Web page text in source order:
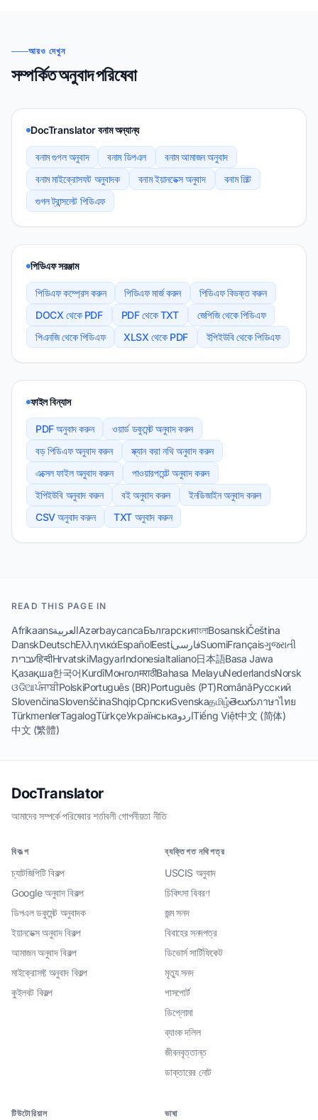
আরও দেখুন
সম্পর্কিত অনুবাদ পরিষেবা
DocTranslator বনাম অন্যান্য
বনাম গুগল অনুবাদ বনাম ডিপএল
বনাম আমাজন অনুবাদ
বনাম মাইক্রোসফট অনুবাদক
বনাম ইয়ানডেক্স অনুবাদ
বনাম লিল্ট
গুগল ট্রান্সলেট পিডিএফ
পিডিএফ সরঞ্জাম
পিডিএফ কম্প্রেস করুন পিডিএফ মার্জ করুন
পিডিএফ বিভক্ত করুন
DOCX থেকে PDF
PDF থেকে TXT
জেপিজি থেকে পিডিএফ
পিএনজি থেকে পিডিএফ
XLSX থেকে PDF ইপিইউবি থেকে পিডিএফ
ফাইল বিন্যাস
PDF অনুবাদ করুন
ওয়ার্ড ডকুমেন্ট অনুবাদ করুন
বড় পিডিএফ অনুবাদ করুন
স্ক্যান করা নথি অনুবাদ করুন
এক্সেল ফাইল অনুবাদ করুন
পাওয়ারপয়েন্ট অনুবাদ করুন
ইপিইউবি অনুবাদ করুন
বই অনুবাদ করুন
ইনডিজাইন অনুবাদ করুন
CSV অনুবাদ করুন
TXT অনুবাদ করুন
READ THIS PAGE IN
AfrikaansالعربيةAzərbaycancaБългарскиবাংলাBosanskiČeština
DanskDeutschΕλληνικάEspañolEestiفارسیSuomiFrançaisગુજરાતી
עבריתहिन्दीHrvatskiMagyarIndonesiaItaliano日本語Basa Jawa
Қазақша한국어KurdîМонголमराठीBahasa MelayuNederlandsNorsk
ଓଡିଆਪੰਜਾਬੀPolskiPortuguês (BR)Português (PT)RomânăРусский
SlovenčinaSlovenščinaShqipСрпскиSvenskaதமிழ்తెలుగుภาษาไทย
TürkmenlerTagalogTürkçeУкраїнськаاردوTiếng Việt中文 (简体)
中文 (繁體)
DocTranslator
আমাদের সম্পর্কে·পরিষেবার শর্তাবলী·গোপনীয়তা নীতি
বিকল্প
চ্যাটজিপিটি বিকল্প
Google অনুবাদ বিকল্প
ডিপএল ডকুমেন্ট অনুবাদক
ইয়ানডেক্স অনুবাদ বিকল্প
আমাজন অনুবাদ বিকল্প
মাইক্রোসফ্ট অনুবাদ বিকল্প
কুইলবট বিকল্প
ব্যক্তিগত নথিপত্র
USCIS অনুবাদ
চিকিৎসা বিবরণ
জন্ম সনদ
বিবাহের সনদপত্র
ডিভোর্স সার্টিফিকেট
মৃত্যু সনদ
পাসপোর্ট
ডিপ্লোমা
ব্যাংক দলিল
জীবনবৃত্তান্ত
ডাক্তারের নোট
টিউটোরিয়াল ভাষা